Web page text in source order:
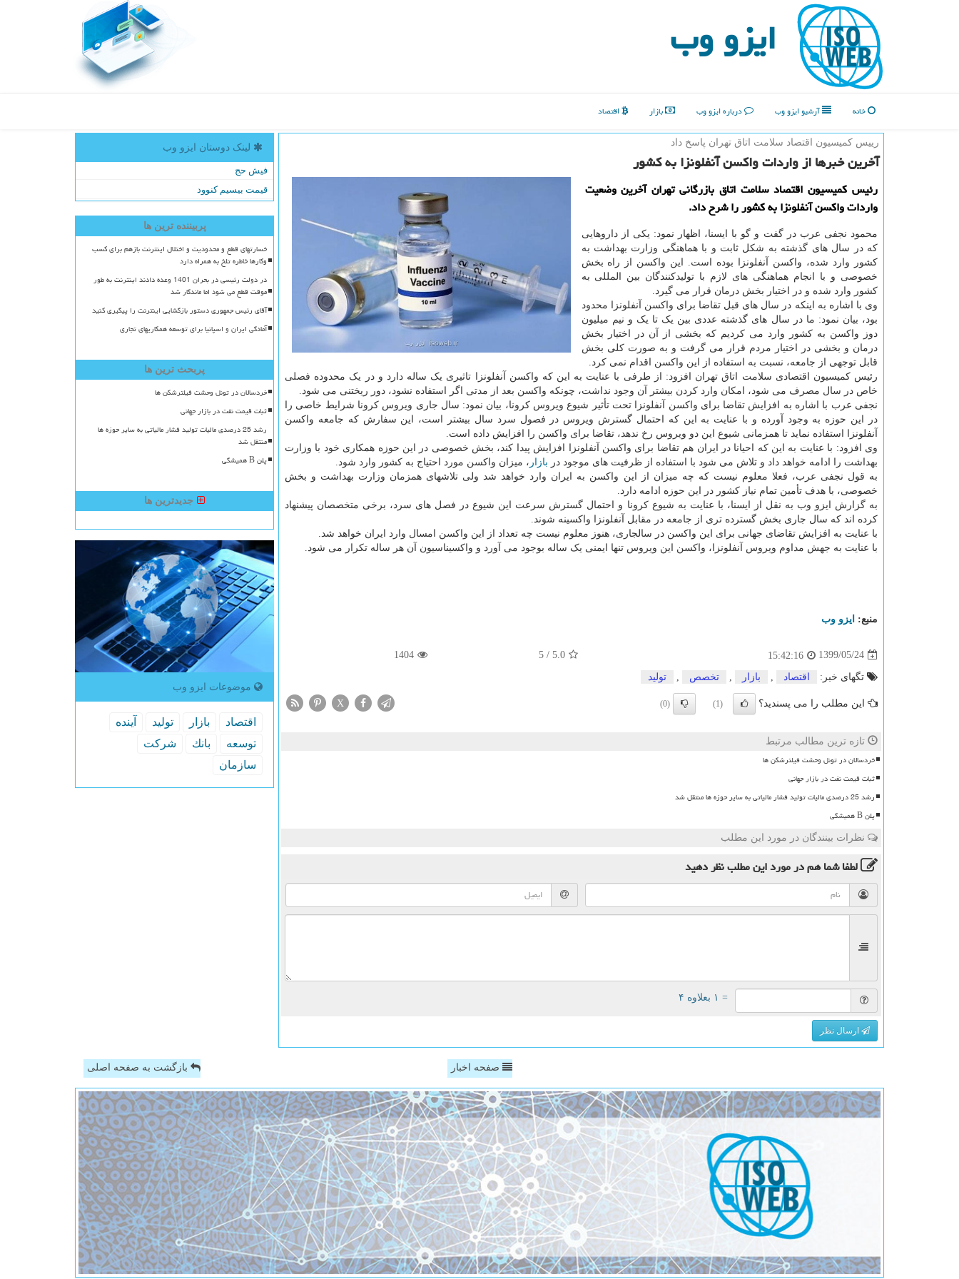
ایزو وب
خانه آرشیو ایزو وب درباره ایزو وب بازار اقتصاد
رییس كمیسیون اقتصاد سلامت اتاق تهران پاسخ داد
آخرین خبرها از واردات واكسن آنفلونزا به كشور
رئیس كمیسیون اقتصاد سلامت اتاق بازرگانی تهران آخرین وضعیت
واردات واكسن آنفلونزا به كشور را شرح داد.
محمود نجفی عرب در گفت و گو با ایسنا، اظهار نمود: یکی از داروهایی
که در سال های گذشته به شکل ثابت و با هماهنگی وزارت بهداشت به
کشور وارد شده، واکسن آنفلونزا بوده است. این واکسن از راه بخش
خصوصی و با انجام هماهنگی های لازم با تولیدکنندگان بین المللی به
کشور وارد شده و در اختیار بخش درمان قرار می گیرد.
وی با اشاره به اینکه در سال های قبل تقاضا برای واکسن آنفلونزا محدود
بود، بیان نمود: ما در سال های گذشته عددی بین یک تا یک و نیم میلیون
دوز واکسن به کشور وارد می کردیم که بخشی از آن در اختیار بخش
درمان و بخشی در اختیار مردم قرار می گرفت و به صورت کلی بخش
قابل توجهی از جامعه، نسبت به استفاده از این واکسن اقدام نمی کرد.
رئیس کمیسیون اقتصادی سلامت اتاق تهران افزود: از طرفی با عنایت به این که واکسن آنفلونزا تاثیری یک ساله دارد و در یک محدوده فصلی
خاص در سال مصرف می شود، امکان وارد کردن بیشتر آن وجود نداشت، چونکه واکسن بعد از مدتی اگر استفاده نشود، دور ریختنی می شود.
نجفی عرب با اشاره به افزایش تقاضا برای واکسن آنفلونزا تحت تأثیر شیوع ویروس کرونا، بیان نمود: سال جاری ویروس کرونا شرایط خاصی را
در این حوزه به وجود آورده و با عنایت به این که احتمال گسترش ویروس در فصول سرد سال بیشتر است، این سفارش که جامعه واکسن
آنفلونزا استفاده نماید تا همزمانی شیوع این دو ویروس رخ ندهد، تقاضا برای واکسن را افزایش داده است.
وی افزود: با عنایت به این که احیانا در ایران هم تقاضا برای واکسن آنفلونزا افزایش پیدا کند، بخش خصوصی در این حوزه همکاری خود با وزارت
بهداشت را ادامه خواهد داد و تلاش می شود با استفاده از ظرفیت های موجود در بازار ، میزان واکسن مورد احتیاج به کشور وارد شود.
به قول نجفی عرب، فعلا معلوم نیست که چه میزان از این واکسن به ایران وارد خواهد شد ولی تلاشهای همزمان وزارت بهداشت و بخش
خصوصی، با هدف تأمین تمام نیاز کشور در این حوزه ادامه دارد.
به گزارش ایزو وب به نقل از ایسنا، با عنایت به شیوع کرونا و احتمال گسترش سرعت این شیوع در فصل های سرد، برخی متخصصان پیشنهاد
کرده اند که سال جاری بخش گسترده تری از جامعه در مقابل آنفلونزا واکسینه شوند.
با عنایت به افزایش تقاضای جهانی برای این واکسن در سالجاری، هنوز معلوم نیست چه تعداد از این واکسن امسال وارد ایران خواهد شد.
با عنایت به جهش مداوم ویروس آنفلونزا، واکسن این ویروس تنها ایمنی یک ساله بوجود می آورد و واکسیناسیون آن هر ساله تکرار می شود.
منبع: ایزو وب
1399/05/24
15:42:16
5.0
/
5
1404
تگهای خبر: اقتصاد بازار تخصص تولید
این مطلب را می پسندید؟ (1)
(0)
X
تازه ترین مطالب مرتبط
خردسالان در تونل وحشت فیلترشکن ها
ثبات قیمت نفت در بازار جهانی
رشد 25 درصدی مالیات تولید فشار مالیاتی به سایر حوزه ها منتقل شد
پلن B همیشگی
نظرات بینندگان در مورد این مطلب
لطفا شما همدر مورد این مطلبنظر دهید
= ۱ بعلاوه ۴
ارسال نظر
لینک دوستان ایزو وب
فیش حج
قیمت بیسیم کنوود
پربیننده ترین ها
خسارتهای قطع و محدودیت و اختلال اینترنت بازهم برای کسب
وکارها خاطره تلخ به همراه دارد
در دولت رئیسی در بحران 1401 وعده دادند اینترنت به طور
موقت قطع می شود اما ماندگار شد
آقای رئیس جمهوری دستور بازگشایی اینترنت را پیگیری کنید
آمادگی ایران و اسپانیا برای توسعه همکاریهای تجاری
پربحث ترین ها
خردسالان در تونل وحشت فیلترشکن ها
ثبات قیمت نفت در بازار جهانی
رشد 25 درصدی مالیات تولید فشار مالیاتی به سایر حوزه ها
منتقل شد
پلن B همیشگی
جدیدترین ها
موضوعات ایزو وب
اقتصاد بازار تولید
آینده
توسعه
بانك
شركت
سازمان
صفحه اخبار بازگشت به صفحه اصلی